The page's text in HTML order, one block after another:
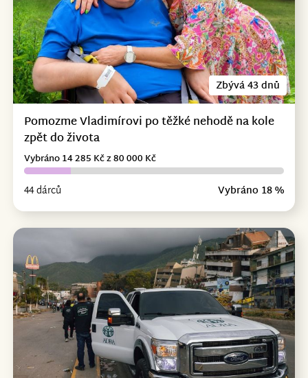
Zbývá 43 dnů
Pomozme Vladimírovi po těžké nehodě na kole
zpět do života
44 dárců Vybráno 18 %
Vybráno 14 285 Kč z 80 000 Kč